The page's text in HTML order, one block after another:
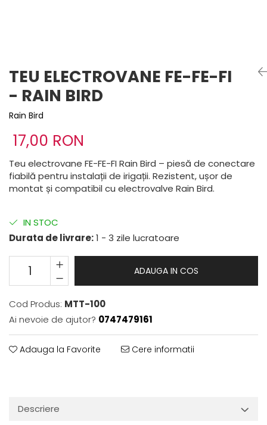
TEU ELECTROVANE FE-FE-FI
- RAIN BIRD
Rain Bird
17,00 RON
Teu electrovane FE-FE-FI Rain Bird – piesă de conectare
fiabilă pentru instalații de irigații. Rezistent, ușor de
montat și compatibil cu electrovalve Rain Bird.
IN STOC
Durata de livrare:1 - 3 zile lucratoare
ADAUGA IN COS
Cod Produs: MTT-100
Ai nevoie de ajutor? 0747479161
Adauga la Favorite Cere informatii
Descriere